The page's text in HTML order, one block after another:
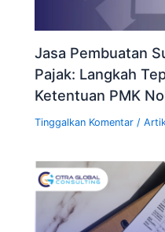
Jasa Pembuatan
Pajak: Langkah
Ketentuan PMK
Tinggalkan Komentar /